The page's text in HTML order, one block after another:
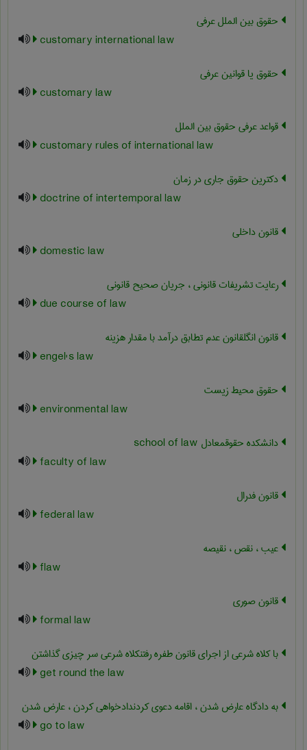
حقوق بین الملل عرفی
customary international law
حقوق یا قوانین عرفی
customary law
قواعد عرفی حقوق بین الملل
customary rules of international law
دکترین حقوق جاری در زمان
doctrine of intertemporal law
قانون داخلی
domestic law
رعایت تشریفات قانونی ، جریان صحیح قانونی
due course of law
قانون انگلقانون عدم تطابق درآمد با مقدار هزینه
engel's law
حقوق محیط زیست
environmental law
دانشکده حقوقمعادل ‎school of law
faculty of law
قانون فدرال
federal law
عیب ، نقص ، نقیصه
flaw
قانون صوری
formal law
با کلاه شرعی از اجرای قانون طفره رفتنکلاه شرعی سر چیزی گذاشتن
get round the law
به دادگاه عارض شدن ، اقامه دعوی کردندادخواهی کردن ، عارض شدن
go to law